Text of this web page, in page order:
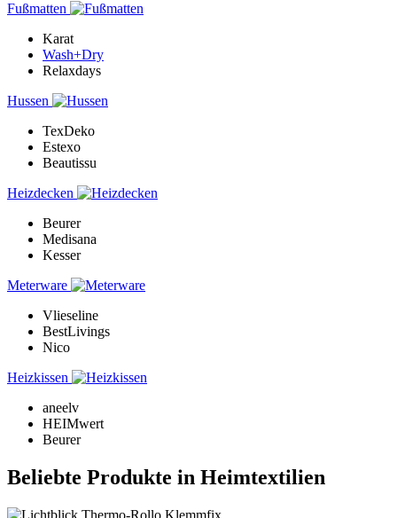
Fußmatten
Karat
Wash+Dry
Relaxdays
Hussen
TexDeko
Estexo
Beautissu
Heizdecken
Beurer
Medisana
Kesser
Meterware
Vlieseline
BestLivings
Nico
Heizkissen
aneelv
HEIMwert
Beurer
Beliebte Produkte in Heimtextilien